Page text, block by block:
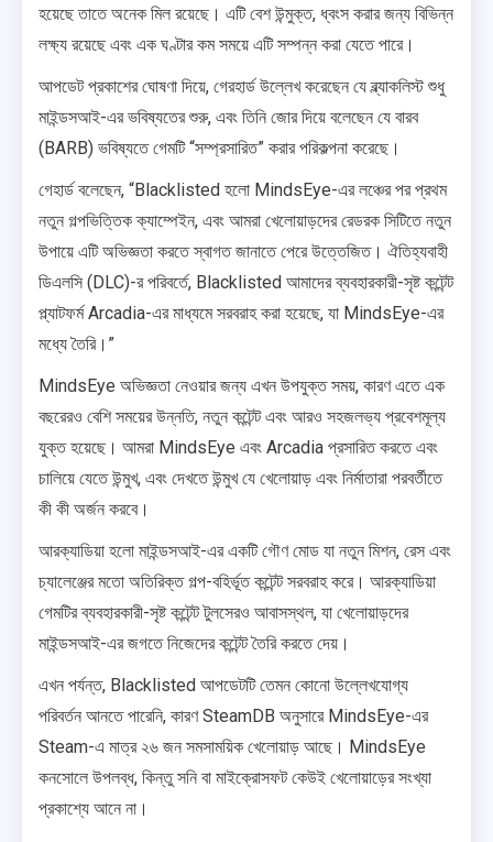
হয়েছে তাতে অনেক মিল রয়েছে। এটি বেশ উন্মুক্ত, ধ্বংস করার জন্য বিভিন্ন
লক্ষ্য রয়েছে এবং এক ঘণ্টার কম সময়ে এটি সম্পন্ন করা যেতে পারে।
আপডেট প্রকাশের ঘোষণা দিয়ে, গেরহার্ড উল্লেখ করেছেন যে ব্ল্যাকলিস্ট শুধু
মাইন্ডসআই-এর ভবিষ্যতের শুরু, এবং তিনি জোর দিয়ে বলেছেন যে বারব
(BARB) ভবিষ্যতে গেমটি “সম্প্রসারিত” করার পরিকল্পনা করেছে।
গেহার্ড বলেছেন, “Blacklisted হলো MindsEye-এর লঞ্চের পর প্রথম
নতুন গল্পভিত্তিক ক্যাম্পেইন, এবং আমরা খেলোয়াড়দের রেডরক সিটিতে নতুন
উপায়ে এটি অভিজ্ঞতা করতে স্বাগত জানাতে পেরে উত্তেজিত। ঐতিহ্যবাহী
ডিএলসি (DLC)-র পরিবর্তে, Blacklisted আমাদের ব্যবহারকারী-সৃষ্ট কন্টেন্ট
প্ল্যাটফর্ম Arcadia-এর মাধ্যমে সরবরাহ করা হয়েছে, যা MindsEye-এর
মধ্যে তৈরি।”
MindsEye অভিজ্ঞতা নেওয়ার জন্য এখন উপযুক্ত সময়, কারণ এতে এক
বছরেরও বেশি সময়ের উন্নতি, নতুন কন্টেন্ট এবং আরও সহজলভ্য প্রবেশমূল্য
যুক্ত হয়েছে। আমরা MindsEye এবং Arcadia প্রসারিত করতে এবং
চালিয়ে যেতে উন্মুখ, এবং দেখতে উন্মুখ যে খেলোয়াড় এবং নির্মাতারা পরবর্তীতে
কী কী অর্জন করবে।
আরক্যাডিয়া হলো মাইন্ডসআই-এর একটি গৌণ মোড যা নতুন মিশন, রেস এবং
চ্যালেঞ্জের মতো অতিরিক্ত গল্প-বহির্ভূত কন্টেন্ট সরবরাহ করে। আরক্যাডিয়া
গেমটির ব্যবহারকারী-সৃষ্ট কন্টেন্ট টুলসেরও আবাসস্থল, যা খেলোয়াড়দের
মাইন্ডসআই-এর জগতে নিজেদের কন্টেন্ট তৈরি করতে দেয়।
এখন পর্যন্ত, Blacklisted আপডেটটি তেমন কোনো উল্লেখযোগ্য
পরিবর্তন আনতে পারেনি, কারণ SteamDB অনুসারে MindsEye-এর
Steam-এ মাত্র ২৬ জন সমসাময়িক খেলোয়াড় আছে। MindsEye
কনসোলে উপলব্ধ, কিন্তু সনি বা মাইক্রোসফট কেউই খেলোয়াড়ের সংখ্যা
প্রকাশ্যে আনে না।